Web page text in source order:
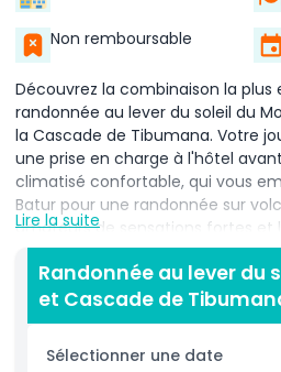
Non remboursable
Découvrez la combinaison la plus
randonnée au lever du soleil du
la Cascade de Tibumana. Votre
une prise en charge à l'hôtel
climatisé confortable, qui vous
Batur pour une randonnée sur
amateurs de sensations fortes et
nature. Accompagné de guides
marcherez à travers des
une jungle tropicale dense, pour
temps pour un lever de soleil à
du cratère du Mont Batur. Sirotez
savourez un délicieux petit-
Lire la suite
Randonnée au lever du
et Cascade de
Sélectionner une date